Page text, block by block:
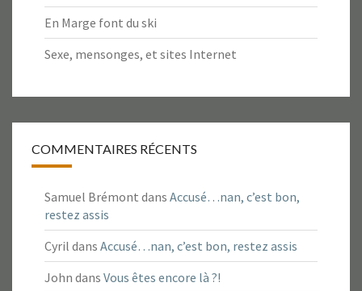
En Marge font du ski
Sexe, mensonges, et sites Internet
COMMENTAIRES RÉCENTS
Samuel Brémont dans Accusé…nan, c’est bon,
restez assis
Cyril dans Accusé…nan, c’est bon, restez assis
John dans Vous êtes encore là ?!